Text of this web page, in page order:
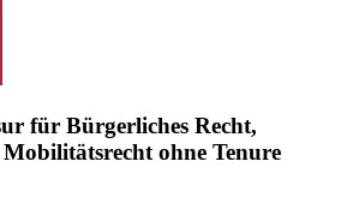
für Bürgerliches Recht,
ohne Tenure